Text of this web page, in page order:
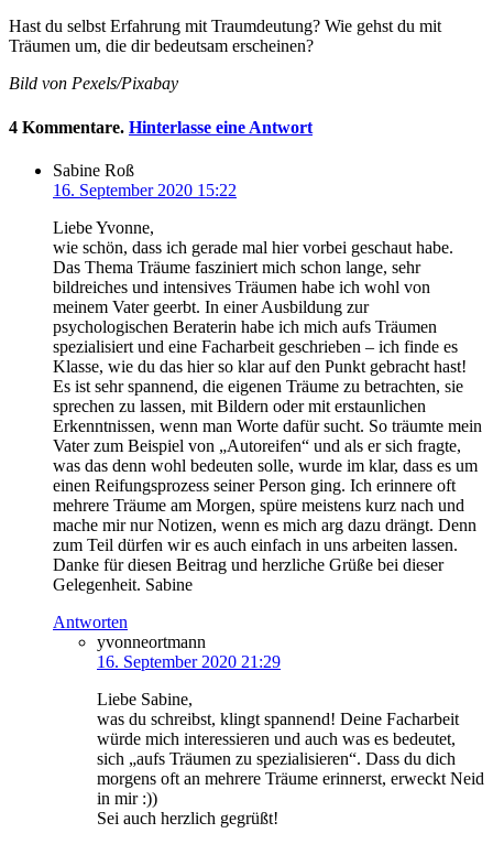
Hast du selbst Erfahrung mit Traumdeutung? Wie gehst du mit
Träumen um, die dir bedeutsam erscheinen?
Bild von Pexels/Pixabay
4 Kommentare. Hinterlasse eine Antwort
Sabine Roß
16. September 2020 15:22
Liebe Yvonne,
wie schön, dass ich gerade mal hier vorbei geschaut habe.
Das Thema Träume fasziniert mich schon lange, sehr
bildreiches und intensives Träumen habe ich wohl von
meinem Vater geerbt. In einer Ausbildung zur
psychologischen Beraterin habe ich mich aufs Träumen
spezialisiert und eine Facharbeit geschrieben – ich finde es
Klasse, wie du das hier so klar auf den Punkt gebracht hast!
Es ist sehr spannend, die eigenen Träume zu betrachten, sie
sprechen zu lassen, mit Bildern oder mit erstaunlichen
Erkenntnissen, wenn man Worte dafür sucht. So träumte mein
Vater zum Beispiel von „Autoreifen“ und als er sich fragte,
was das denn wohl bedeuten solle, wurde im klar, dass es um
einen Reifungsprozess seiner Person ging. Ich erinnere oft
mehrere Träume am Morgen, spüre meistens kurz nach und
mache mir nur Notizen, wenn es mich arg dazu drängt. Denn
zum Teil dürfen wir es auch einfach in uns arbeiten lassen.
Danke für diesen Beitrag und herzliche Grüße bei dieser
Gelegenheit. Sabine
Antworten
yvonneortmann
16. September 2020 21:29
Liebe Sabine,
was du schreibst, klingt spannend! Deine Facharbeit
würde mich interessieren und auch was es bedeutet,
sich „aufs Träumen zu spezialisieren“. Dass du dich
morgens oft an mehrere Träume erinnerst, erweckt Neid
in mir :))
Sei auch herzlich gegrüßt!